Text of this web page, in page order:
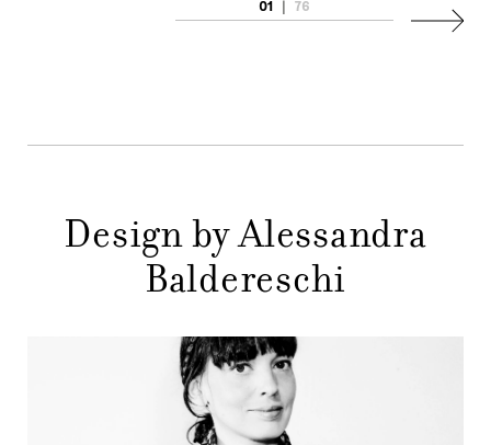
AZIENDA
GIFT
01 76
Design by Alessandra
Baldereschi